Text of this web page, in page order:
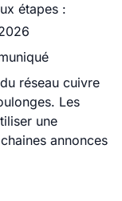
étapes :
réseau cuivre
Les
une
annonces